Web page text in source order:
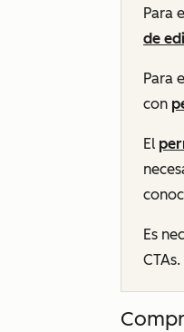
Para
de
Para
con
El
Es
CTAs.